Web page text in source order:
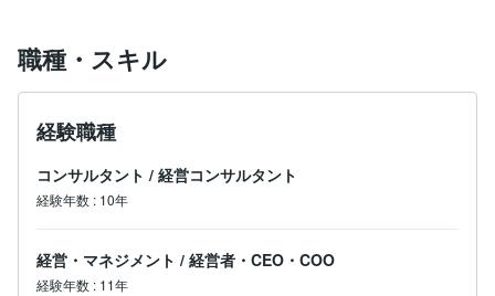
商品を3商品のみに絞り年商10億円を達成(※2024年現在
も継続中)
▶︎Amazon　  年商3億円
▶︎Yahoo 　    年商1億円
＜過去の実績の一例＞
職種・スキル
経験職種
コンサルタント / 経営コンサルタント
経験年数 : 10年
経営・マネジメント / 経営者・CEO・COO
経験年数 : 11年